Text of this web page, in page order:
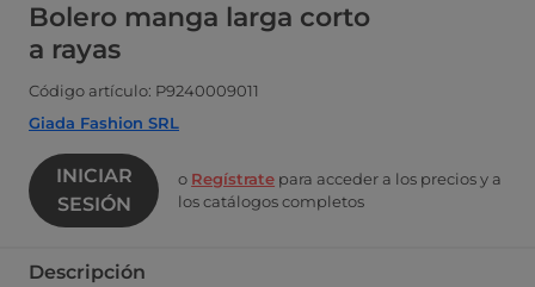
Bolero manga larga corto
a rayas
Código artículo: P9240009011
Giada Fashion SRL
INICIAR
SESIÓN
o Regístrate para acceder a los precios y a
los catálogos completos
Descripción